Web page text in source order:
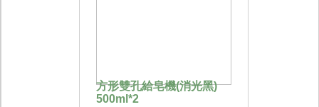
方形雙孔給皂機(消光黑)
500ml*2